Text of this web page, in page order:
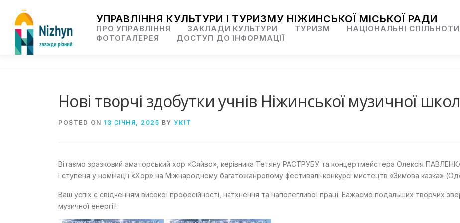
content
УПРАВЛІННЯ КУЛЬТУРИ І ТУРИЗМУ НІЖИНСЬКОЇ МІСЬКОЇ РАДИ
ПРО УПРАВЛІННЯ ЗАКЛАДИ КУЛЬТУРИ ТУРИЗМ НАЦІОНАЛЬНІ СПІЛЬНОТИ
ФОТОГАЛЕРЕЯ
ДОСТУП ДО ІНФОРМАЦІЇ
Нові творчі здобутки учнів Ніжинської музичної
POSTED ON 13 СІЧНЯ, 2025 BY УКІТ
Вітаємо зразковий аматорський хор «Сяйво», керівника Тетяну РАСТРУБУ та концертмейстера Олексія
І ступеня у номінації «Хор» на Міжнародному багатожанровому фестивалі-конкурсі мистецтв «Зимова казка»
Ваш успіх є свідченням високої професійності, натхнення та наполегливої праці. Бажаємо подальших творчих
музичної енергії!